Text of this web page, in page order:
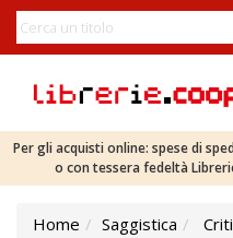
Per gli acquisti online: spese di
o con tessera fedeltà
Home Saggistica